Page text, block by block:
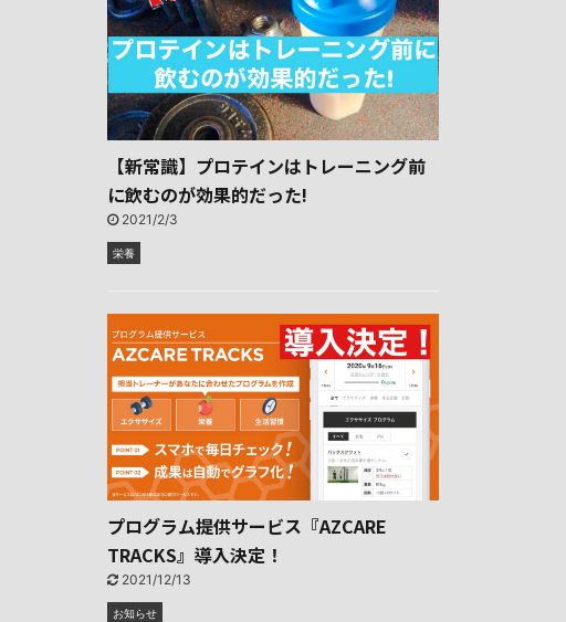
【新常識】プロテインはトレーニング前
に飲むのが効果的だった!
2021/2/3
栄養
プログラム提供サービス『AZCARE
TRACKS』導入決定！
2021/12/13
お知らせ